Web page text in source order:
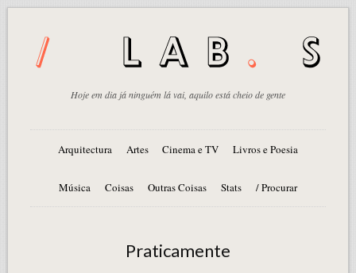
Hoje em dia já ninguém lá vai, aquilo está cheio de gente
Arquitectura Artes Cinema e TV Livros e Poesia
Música Coisas Outras Coisas Stats / Procurar
Praticamente